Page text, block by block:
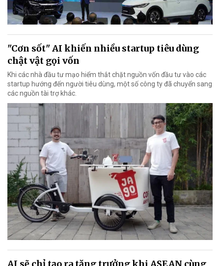
"Cơn sốt" AI khiến nhiều startup tiêu dùng
chật vật gọi vốn
Khi các nhà đầu tư mạo hiểm thắt chặt nguồn vốn đầu tư vào các
startup hướng đến người tiêu dùng, một số công ty đã chuyển sang
các nguồn tài trợ khác.
AI sẽ chỉ tạo ra tăng trưởng khi ASEAN cùng